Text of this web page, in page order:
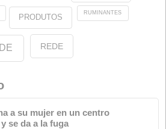
com a Qualidade